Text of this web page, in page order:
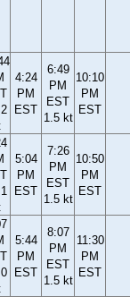
4:24
PM
EST
6:49
PM
EST
1.5 kt
10:10
PM
EST
5:04
PM
EST
7:26
PM
EST
1.5 kt
10:50
PM
EST
5:44
PM
EST
8:07
PM
EST
1.5 kt
11:30
PM
EST